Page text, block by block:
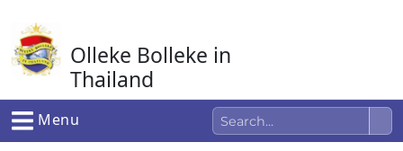
naar
de
inhoud
Olleke Bolleke in
Thailand
In Thailand
Menu